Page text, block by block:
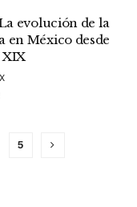
evolución de la
en México desde
XIX
5